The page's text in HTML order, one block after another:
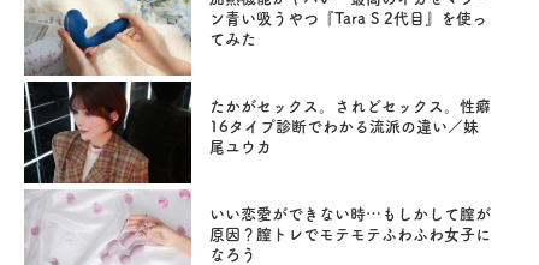
ン青い吸うやつ『Tara S 2代目』を使っ
てみた
たかがセックス。されどセックス。性癖
16タイプ診断でわかる流派の違い／妹
尾ユウカ
いい恋愛ができない時…もしかして膣が
原因？膣トレでモテモテふわふわ女子に
なろう